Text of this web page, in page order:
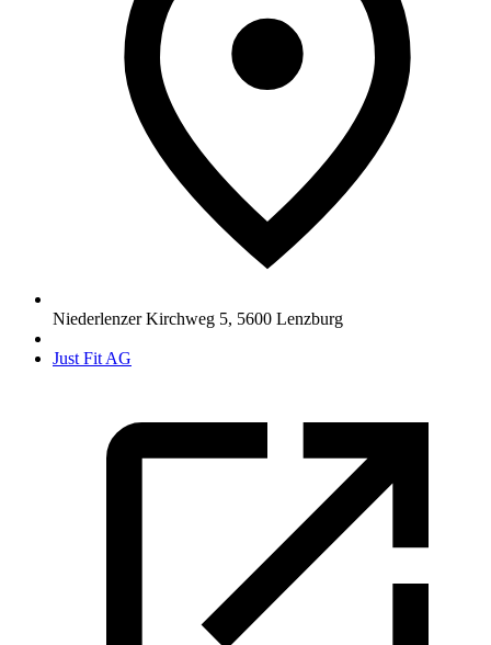
Niederlenzer Kirchweg 5, 5600 Lenzburg
Just Fit AG